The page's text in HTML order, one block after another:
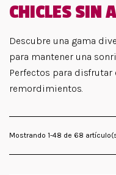
CHICLES SIN
Descubre una gama
para mantener una
Perfectos para
remordimientos.
Mostrando 1-48 de 68